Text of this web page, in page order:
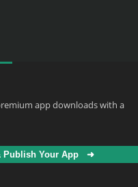
app downloads with a
Publish Your App ➜